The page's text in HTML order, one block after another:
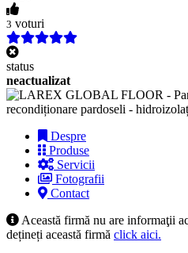
3 voturi
status
neactualizat
Despre
Produse
Servicii
Fotografii
Contact
Această firmă nu are informaţii
dețineți această firmă click aici.